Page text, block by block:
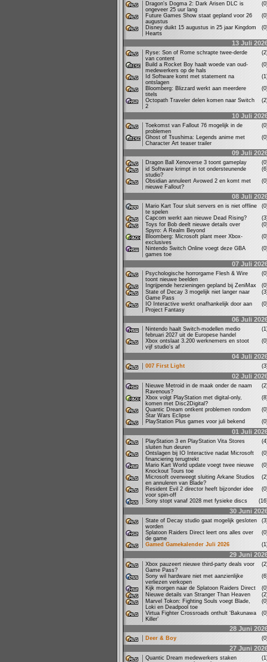
Dragon's Dogma 2: Dark Arisen DLC is
ongeveer 25 uur lang
Future Games Show staat gepland voor 26
augustus
Disney duikt 15 augustus in 25 jaar Kingdom
Hearts
13 Juli
Ryse: Son of Rome schrapte twee-derde
van content
Build a Rocket Boy haalt woede van oud-
medewerkers op de hals
Id Software komt met statement na
ontslagen
Bloomberg: Blizzard werkt aan meerdere
titels
Octopath Traveler delen komen naar Switch
2
10 Juli
Toekomst van Fallout 76 mogelijk in de
problemen
Ghost of Tsushima: Legends anime met
Character Art teaser trailer
09 Juli
Dragon Ball Xenoverse 3 toont gameplay
id Software krimpt in tot ondersteunende
studio?
Obsidian annuleert Avowed 2 en komt met
nieuwe Fallout?
08 Juli
Mario Kart Tour sluit servers en is niet offline
te spelen
Capcom werkt aan nieuwe Dead Rising?
Toys for Bob deelt nieuwe details over
Spyro: A Realm Beyond
Bloomberg: Microsoft plant meer Xbox-
exclusives
Nintendo Switch Online voegt deze GBA
games toe
07 Juli
Psychologische horrorgame Flesh & Wire
toont nieuwe beelden
Ingrijpende herzieningen gepland bij ZeniMax
State of Decay 3 mogelijk niet langer naar
Game Pass
IO Interactive werkt onafhankelijk door aan
Project Fantasy
06 Juli
Nintendo haalt Switch-modellen medio
februari 2027 uit de Europese handel
Xbox ontslaat 3.200 werknemers en stoot
vijf studio's af
04 Juli
007 First Light
02 Juli
Nieuwe Metroid in de maak onder de naam
Ravenous?
Xbox volgt PlayStation met digital-only,
komen met Disc2Digital?
Quantic Dream ontkent problemen rondom
Star Wars Eclipse
PlayStation Plus games voor juli bekend
01 Juli
PlayStation 3 en PlayStation Vita Stores
sluiten hun deuren
Ontslagen bij IO Interactive nadat Microsoft
financiering terugtrekt
Mario Kart World update voegt twee nieuwe
Knockout Tours toe
Microsoft overweegt sluiting Arkane Studios
en annuleren van Blade?
Resident Evil 2 director heeft bijzonder idee
voor spin-off
Sony stopt vanaf 2028 met fysieke discs
30 Juni
State of Decay studio gaat mogelijk gesloten
worden
Splatoon Raiders Direct leert ons alles over
de game
Gamed Gamekalender Juli 2026
29 Juni
Xbox pauzeert nieuwe third-party deals voor
Game Pass?
Sony wil hardware niet met aanzienlijke
verliezen verkopen
Kijk morgen naar de Splatoon Raiders Direct
Nieuwe details van Stranger Than Heaven
Marvel Tokon: Fighting Souls voegt Blade,
Loki en Deadpool toe
Virtua Fighter Crossroads onthult ‘Bakunawa
Killer’
28 Juni
Deer & Boy
27 Juni
Quantic Dream medewerkers staken